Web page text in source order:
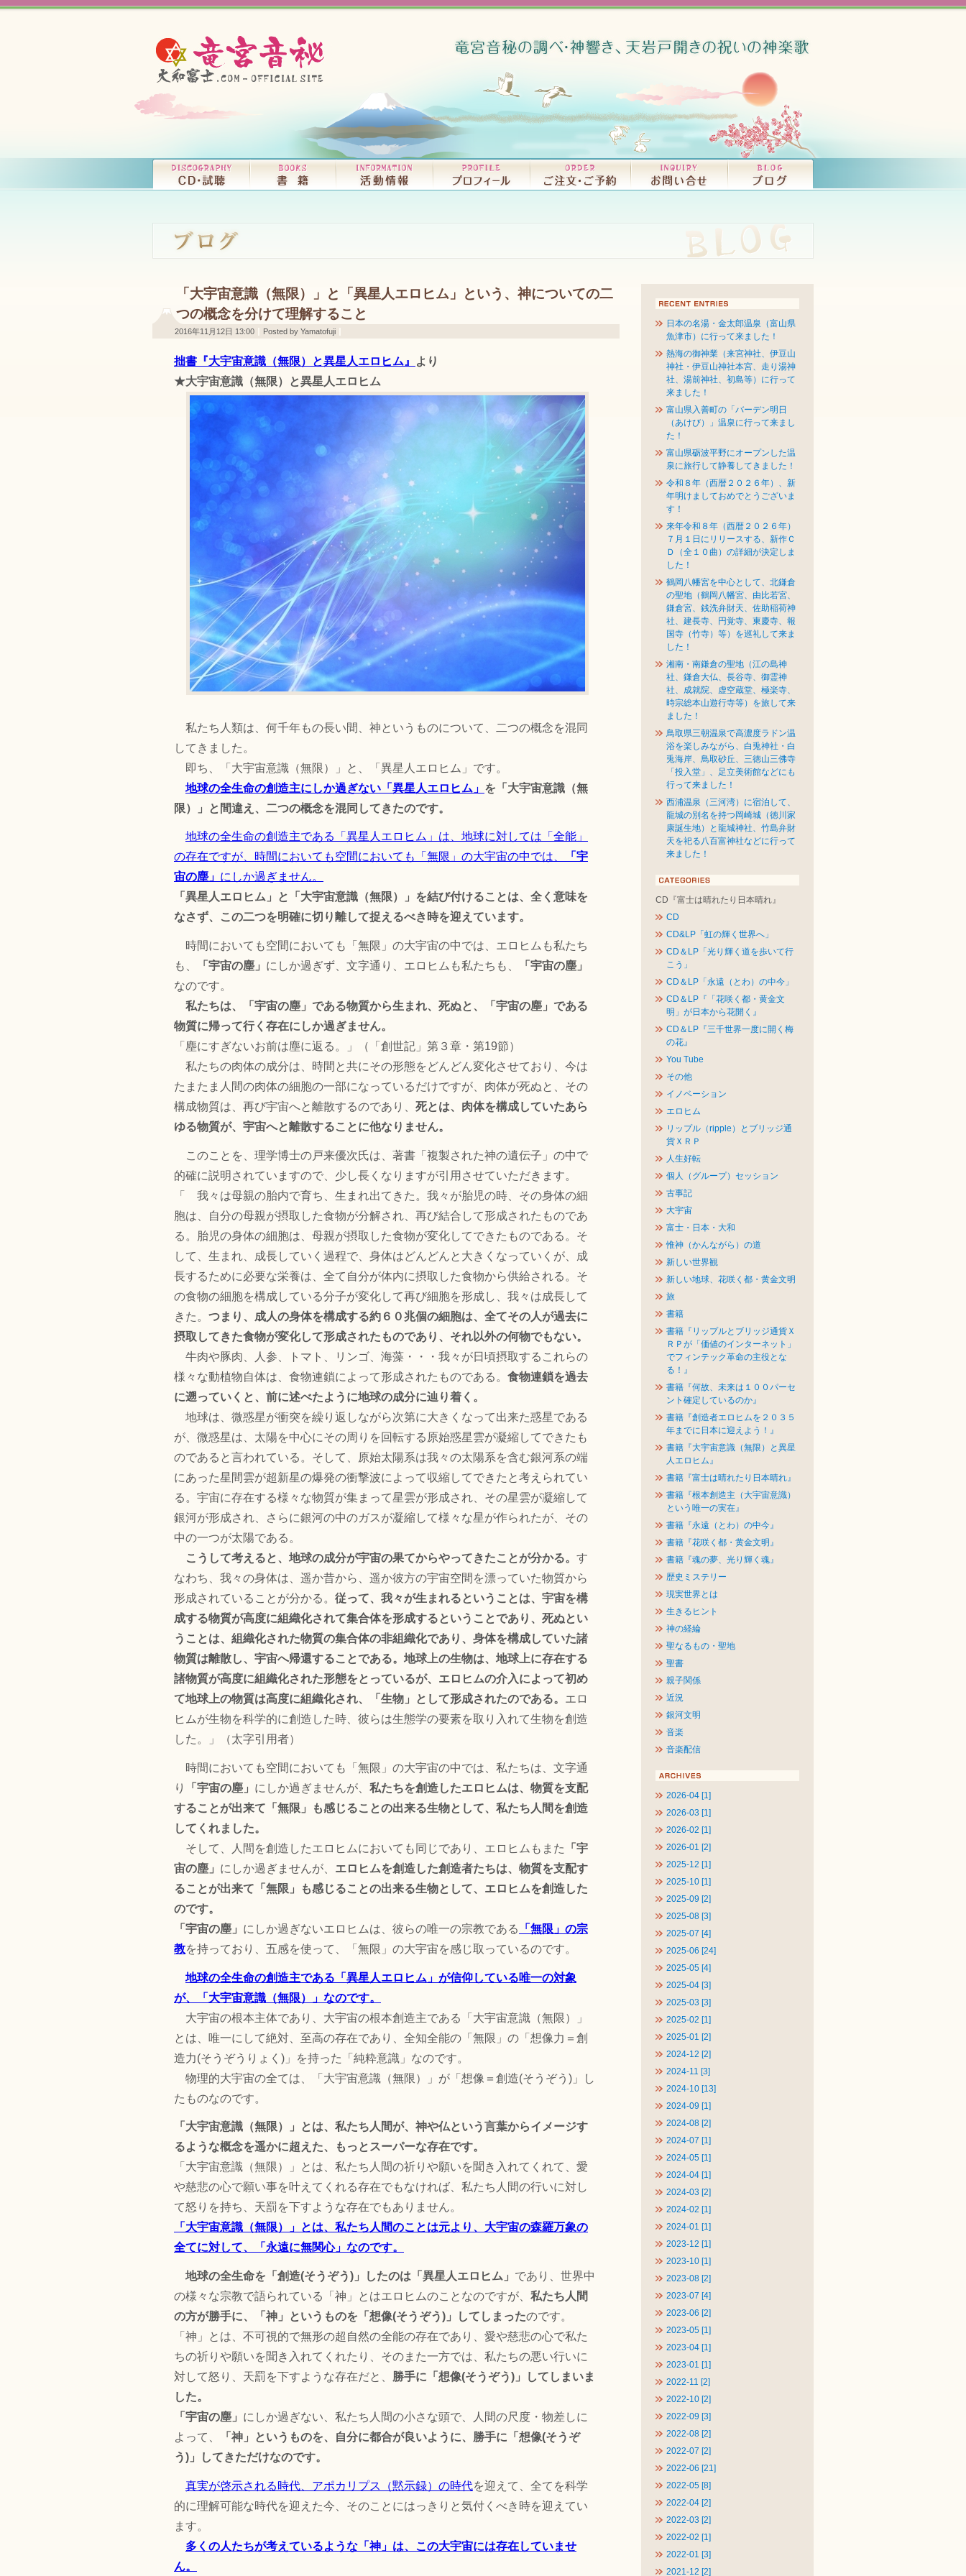
リリースCD・試聴｜DISCOGRAPHY
書籍｜BOOKS コンサート、ライブ・活動情報｜
「大宇宙意識（無限）」と「異星人エロヒム」という、神についての二
つの概念を分けて理解すること
2016年11月12日 13:00 Posted by Yamatofuji
拙書『大宇宙意識（無限）と異星人エロヒム』
より
★大宇宙意識（無限）と異星人エロヒム
私たち人類は、何千年もの長い間、神というものについて、二つの概念を混同
してきました。
即ち、「大宇宙意識（無限）」と、「異星人エロヒム」です。
地球の全生命の創造主にしか過ぎない「異星人エロヒム」 を「大宇宙意識（無
限）」と間違え、二つの概念を混同してきたのです。
地球の全生命の創造主である「異星人エロヒム」は、地球に対しては「全能」
の存在ですが、時間においても空間においても「無限」の大宇宙の中では、
「宇
宙の塵」 にしか過ぎません。
「異星人エロヒム」と「大宇宙意識（無限）」を結び付けることは、全く意味を
なさず、この二つを明確に切り離して捉えるべき時を迎えています。
時間においても空間においても「無限」の大宇宙の中では、エロヒムも私たち
も、
「宇宙の塵」 にしか過ぎず、文字通り、エロヒムも私たちも、
「宇宙の塵」
なのです。
私たちは、「宇宙の塵」である物質から生まれ、死ぬと、「宇宙の塵」である
物質に帰って行く存在にしか過ぎません。
「塵にすぎないお前は塵に返る。」（「創世記」第３章・第19節）
私たちの肉体の成分は、時間と共にその形態をどんどん変化させており、今は
たまたま人間の肉体の細胞の一部になっているだけですが、肉体が死ぬと、その
構成物質は、再び宇宙へと離散するのであり、 死とは、肉体を構成していたあら
ゆる物質が、宇宙へと離散することに他なりません。
このことを、理学博士の戸来優次氏は、著書「複製された神の遺伝子」の中で
的確に説明されていますので、少し長くなりますが引用させていただきます。
「 我々は母親の胎内で育ち、生まれ出てきた。我々が胎児の時、その身体の細
胞は、自分の母親が摂取した食物が分解され、再び結合して形成されたものであ
る。胎児の身体の細胞は、母親が摂取した食物が変化してできたものである。そ
して、生まれ、成長していく過程で、身体はどんどんと大きくなっていくが、成
長するために必要な栄養は、全て自分が体内に摂取した食物から供給される。そ
の食物の細胞を構成している分子が変化して再び細胞を形成し、我々は成長して
きた。 つまり、成人の身体を構成する約６０兆個の細胞は、全てその人が過去に
摂取してきた食物が変化して形成されたものであり、それ以外の何物でもない。
牛肉や豚肉、人参、トマト、リンゴ、海藻・・・我々が日頃摂取するこれらの
様々な動植物自体は、食物連鎖によって形成されたものである。 食物連鎖を過去
に遡っていくと、前に述べたように地球の成分に辿り着く。
地球は、微惑星が衝突を繰り返しながら次第に大きくなって出来た惑星である
が、微惑星は、太陽を中心にその周りを回転する原始惑星雲が凝縮してできたも
のであると言われている。そして、原始太陽系は我々の太陽系を含む銀河系の端
にあった星間雲が超新星の爆発の衝撃波によって収縮してできたと考えられてい
る。宇宙に存在する様々な物質が集まって星雲が形成され、その星雲が凝縮して
銀河が形成され、さらに銀河の中のガスが凝縮して様々な星が作られたが、その
中の一つが太陽である。
こうして考えると、地球の成分が宇宙の果てからやってきたことが分かる。 す
なわち、我々の身体は、遥か昔から、遥か彼方の宇宙空間を漂っていた物質から
形成されていることが分かる。 従って、我々が生まれるということは、宇宙を構
成する物質が高度に組織化されて集合体を形成するということであり、死ぬとい
うことは、組織化された物質の集合体の非組織化であり、身体を構成していた諸
物質は離散し、宇宙へ帰還することである。地球上の生物は、地球上に存在する
諸物質が高度に組織化された形態をとっているが、エロヒムの介入によって初め
て地球上の物質は高度に組織化され、「生物」として形成されたのである。 エロ
ヒムが生物を科学的に創造した時、彼らは生態学の要素を取り入れて生物を創造
した。」（太字引用者）
時間においても空間においても「無限」の大宇宙の中では、私たちは、文字通
り
「宇宙の塵」 にしか過ぎませんが、 私たちを創造したエロヒムは、物質を支配
することが出来て「無限」も感じることの出来る生物として、私たち人間を創造
してくれました。
そして、人間を創造したエロヒムにおいても同じであり、エロヒムもまた
「宇
宙の塵」 にしか過ぎませんが、 エロヒムを創造した創造者たちは、物質を支配す
ることが出来て「無限」も感じることの出来る生物として、エロヒムを創造した
のです。
「宇宙の塵」 にしか過ぎないエロヒムは、彼らの唯一の宗教である
「無限」の宗
教を持っており、五感を使って、「無限」の大宇宙を感じ取っているのです。
地球の全生命の創造主である「異星人エロヒム」が信仰している唯一の対象
が、「大宇宙意識（無限）」なのです。
大宇宙の根本主体であり、大宇宙の根本創造主である「大宇宙意識（無限）」
とは、唯一にして絶対、至高の存在であり、全知全能の「無限」の「想像力＝創
造力(そうぞうりょく)」を持った「純粋意識」なのです。
物理的大宇宙の全ては、「大宇宙意識（無限）」が「想像＝創造(そうぞう)」し
たものなのです。
「大宇宙意識（無限）」とは、私たち人間が、神や仏という言葉からイメージす
るような概念を遥かに超えた、もっとスーパーな存在です。
「大宇宙意識（無限）」とは、私たち人間の祈りや願いを聞き入れてくれて、愛
や慈悲の心で願い事を叶えてくれる存在でもなければ、私たち人間の行いに対し
て怒りを持ち、天罰を下すような存在でもありません。
「大宇宙意識（無限）」とは、私たち人間のことは元より、大宇宙の森羅万象の
全てに対して、「永遠に無関心」なのです。
地球の全生命を「創造(そうぞう)」したのは「異星人エロヒム」 であり、世界中
の様々な宗教で語られている「神」とはエロヒムのことなのですが、 私たち人間
の方が勝手に、「神」というものを「想像(そうぞう)」してしまったのです。
「神」とは、不可視的で無形の超自然の全能の存在であり、愛や慈悲の心で私た
ちの祈りや願いを聞き入れてくれたり、そのまた一方では、私たちの悪い行いに
対して怒り、天罰を下すような存在だと、 勝手に「想像(そうぞう)」してしまいま
した。
「宇宙の塵」 にしか過ぎない、私たち人間の小さな頭で、人間の尺度・物差しに
よって、
「神」というものを、自分に都合が良いように、勝手に「想像(そうぞ
う)」してきただけなのです。
真実が啓示される時代、アポカリプス（黙示録）の時代を迎えて、全てを科学
的に理解可能な時代を迎えた今、そのことにはっきりと気付くべき時を迎えてい
ます。
多くの人たちが考えているような「神」は、この大宇宙には存在していませ
ん。
日本の名湯・金太郎温泉（富山県
魚津市）に行って来ました！
熱海の御神業（来宮神社、伊豆山
神社・伊豆山神社本宮、走り湯神
社、湯前神社、初島等）に行って
来ました！
富山県入善町の「バーデン明日
（あけび）」温泉に行って来まし
た！
富山県砺波平野にオープンした温
泉に旅行して静養してきました！
令和８年（西暦２０２６年）、新
年明けましておめでとうございま
す！
来年令和８年（西暦２０２６年）
７月１日にリリースする、新作Ｃ
Ｄ（全１０曲）の詳細が決定しま
した！
鶴岡八幡宮を中心として、北鎌倉
の聖地（鶴岡八幡宮、由比若宮、
鎌倉宮、銭洗弁財天、佐助稲荷神
社、建長寺、円覚寺、東慶寺、報
国寺（竹寺）等）を巡礼して来ま
した！
湘南・南鎌倉の聖地（江の島神
社、鎌倉大仏、長谷寺、御霊神
社、成就院、虚空蔵堂、極楽寺、
時宗総本山遊行寺等）を旅して来
ました！
鳥取県三朝温泉で高濃度ラドン温
浴を楽しみながら、白兎神社・白
兎海岸、鳥取砂丘、三徳山三佛寺
「投入堂」、足立美術館などにも
行って来ました！
西浦温泉（三河湾）に宿泊して、
龍城の別名を持つ岡崎城（徳川家
康誕生地）と龍城神社、竹島弁財
天を祀る八百富神社などに行って
来ました！
CD『富士は晴れたり日本晴れ』
CD
CD&LP「虹の輝く世界へ」
CD＆LP「光り輝く道を歩いて行
こう」
CD＆LP「永遠（とわ）の中今」
CD＆LP『「花咲く都・黄金文
明」が日本から花開く』
CD＆LP『三千世界一度に開く梅
の花』
You Tube
その他
イノベーション
エロヒム
リップル（ripple）とブリッジ通
貨ＸＲＰ
人生好転
個人（グループ）セッション
古事記
大宇宙
富士・日本・大和
惟神（かんながら）の道
新しい世界観
新しい地球、花咲く都・黄金文明
旅
書籍
書籍『リップルとブリッジ通貨Ｘ
ＲＰが「価値のインターネット」
でフィンテック革命の主役とな
る！』
書籍『何故、未来は１００パーセ
ント確定しているのか』
書籍『創造者エロヒムを２０３５
年までに日本に迎えよう！』
書籍『大宇宙意識（無限）と異星
人エロヒム』
書籍『富士は晴れたり日本晴れ』
書籍『根本創造主（大宇宙意識）
という唯一の実在』
書籍『永遠（とわ）の中今』
書籍『花咲く都・黄金文明』
書籍『魂の夢、光り輝く魂』
歴史ミステリー
現実世界とは
生きるヒント
神の経綸
聖なるもの・聖地
聖書
親子関係
近況
銀河文明
音楽
音楽配信
2026-04 [1]
2026-03 [1]
2026-02 [1]
2026-01 [2]
2025-12 [1]
2025-10 [1]
2025-09 [2]
2025-08 [3]
2025-07 [4]
2025-06 [24]
2025-05 [4]
2025-04 [3]
2025-03 [3]
2025-02 [1]
2025-01 [2]
2024-12 [2]
2024-11 [3]
2024-10 [13]
2024-09 [1]
2024-08 [2]
2024-07 [1]
2024-05 [1]
2024-04 [1]
2024-03 [2]
2024-02 [1]
2024-01 [1]
2023-12 [1]
2023-10 [1]
2023-08 [2]
2023-07 [4]
2023-06 [2]
2023-05 [1]
2023-04 [1]
2023-01 [1]
2022-11 [2]
2022-10 [2]
2022-09 [3]
2022-08 [2]
2022-07 [2]
2022-06 [21]
2022-05 [8]
2022-04 [2]
2022-03 [2]
2022-02 [1]
2022-01 [3]
2021-12 [2]